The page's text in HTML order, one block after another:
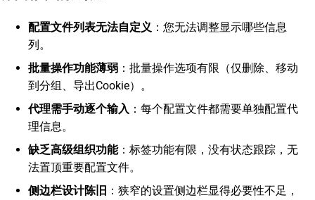
配置文件列表无法自定义 ：您无法调整显示哪些信息
列。
批量操作功能薄弱 ：批量操作选项有限（仅删除、移动
到分组、导出Cookie）。
代理需手动逐个输入 ：每个配置文件都需要单独配置代
理信息。
缺乏高级组织功能：标签功能有限，没有状态跟踪，无
法置顶重要配置文件。
侧边栏设计陈旧 ：狭窄的设置侧边栏显得必要性不足，